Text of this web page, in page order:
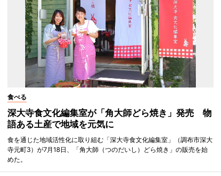
食べる
深大寺食文化編集室が「角大師どら焼き」発売 物
語ある土産で地域を元気に
食を通じた地域活性化に取り組む「深大寺食文化編集室」（調布市深大
寺元町3）が7月18日、「角大師（つのだいし）どら焼き」の販売を始
めた。